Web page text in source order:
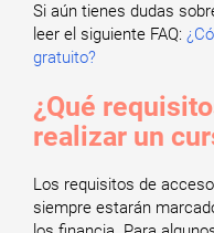
Si aún tienes dudas
leer el siguiente FAQ:
gratuito?
¿Qué
realizar un
Los requisitos de
siempre estarán